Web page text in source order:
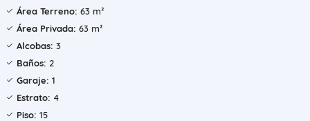
Área Terreno: 63 m²
Área Privada: 63 m²
Alcobas: 3
Baños: 2
Garaje: 1
Estrato: 4
Piso: 15